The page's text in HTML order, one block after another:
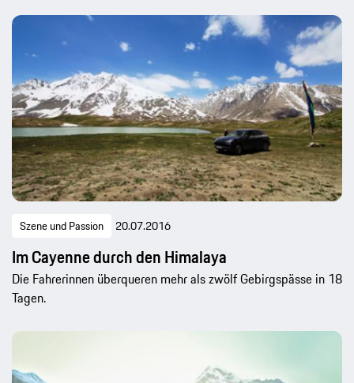
Szene und Passion 20.07.2016
Im Cayenne durch den Himalaya
Die Fahrerinnen überqueren mehr als zwölf Gebirgspässe in 18
Tagen.